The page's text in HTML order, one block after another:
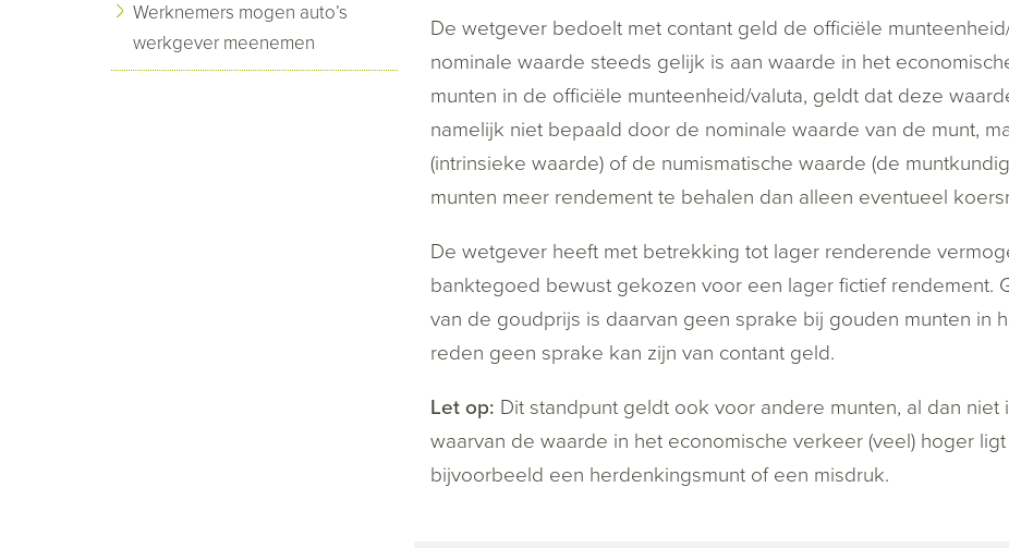
De wetgever bedoelt met contant geld de officiële
nominale waarde steeds gelijk is aan waarde in het
munten in de officiële munteenheid/valuta, geldt dat deze
namelijk niet bepaald door de nominale waarde van de munt,
(intrinsieke waarde) of de numismatische waarde (de
munten meer rendement te behalen dan alleen eventueel
De wetgever heeft met betrekking tot lager renderende
banktegoed bewust gekozen voor een lager fictief rendement.
van de goudprijs is daarvan geen sprake bij gouden munten in
reden geen sprake kan zijn van contant geld.
Let op: Dit standpunt geldt ook voor andere munten, al dan niet
waarvan de waarde in het economische verkeer (veel) hoger
bijvoorbeeld een herdenkingsmunt of een misdruk.
Werknemers mogen auto’s
werkgever meenemen